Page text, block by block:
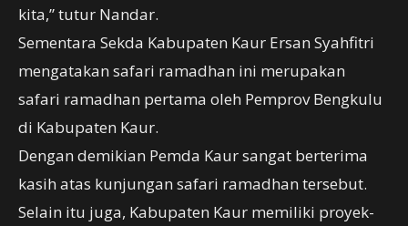
kita,” tutur Nandar.
Sementara Sekda Kabupaten Kaur Ersan Syahfitri
mengatakan safari ramadhan ini merupakan
safari ramadhan pertama oleh Pemprov Bengkulu
di Kabupaten Kaur.
Dengan demikian Pemda Kaur sangat berterima
kasih atas kunjungan safari ramadhan tersebut.
Selain itu juga, Kabupaten Kaur memiliki proyek-